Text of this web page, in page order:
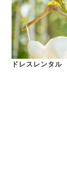
ドレスレンタル